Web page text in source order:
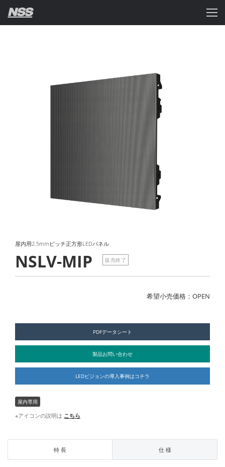
屋内用2.5mmピッチ正方形LEDパネル
NSLV-MIP 販売終了
希望小売価格：OPEN
PDFデータシート
製品お問い合わせ
LEDビジョンの導入事例はコチラ
屋内専用
※アイコンの説明は こちら
特 長 仕 様